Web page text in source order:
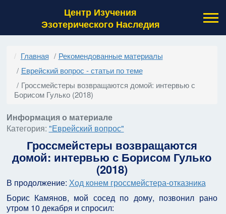
Центр Изучения
Эзотерического Наследия
Главная
Рекомендованные материалы
Еврейский вопрос - статьи по теме
Гроссмейстеры возвращаются домой: интервью с
Борисом Гулько (2018)
Информация о материале
Категория: "Еврейский вопрос"
Гроссмейстеры возвращаются
домой: интервью с Борисом Гулько
(2018)
В продолжение: Ход конем гроссмейстера-отказника
Борис Камянов, мой сосед по дому, позвонил рано
утром 10 декабря и спросил: